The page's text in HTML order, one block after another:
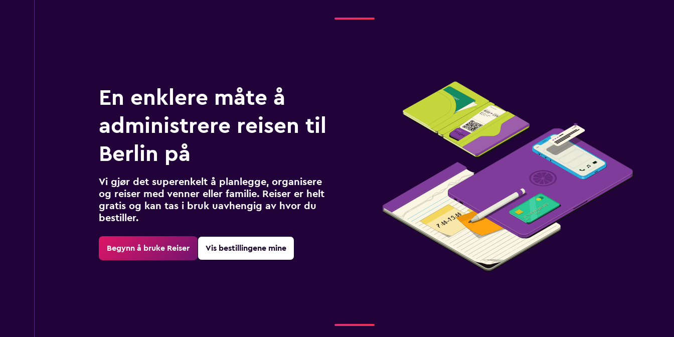
En enklere måte å
administrere reisen til
Berlin på
Vi gjør det superenkelt å planlegge, organisere
og reiser med venner eller familie. Reiser er helt
gratis og kan tas i bruk uavhengig av hvor du
bestiller.
Begynn å bruke Reiser Vis bestillingene mine